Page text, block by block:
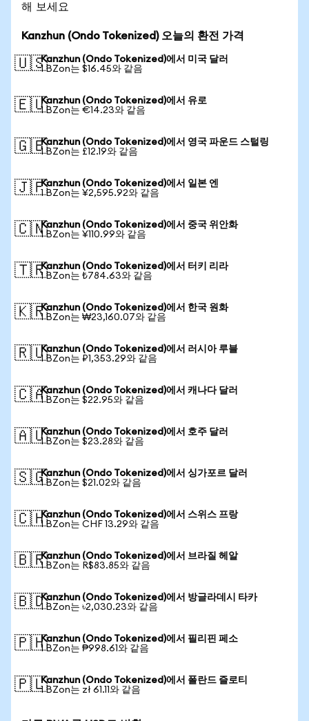
해 보세요
Kanzhun (Ondo Tokenized) 오늘의 환전 가격
🇺🇸Kanzhun (Ondo Tokenized)에서 미국 달러
1 BZon는 $16.45와 같음
🇪🇺Kanzhun (Ondo Tokenized)에서 유로
1 BZon는 €14.23와 같음
🇬🇧Kanzhun (Ondo Tokenized)에서 영국 파운드 스털링
1 BZon는 £12.19와 같음
🇯🇵Kanzhun (Ondo Tokenized)에서 일본 엔
1 BZon는 ¥2,595.92와 같음
🇨🇳Kanzhun (Ondo Tokenized)에서 중국 위안화
1 BZon는 ¥110.99와 같음
🇹🇷Kanzhun (Ondo Tokenized)에서 터키 리라
1 BZon는 ₺784.63와 같음
🇰🇷Kanzhun (Ondo Tokenized)에서 한국 원화
1 BZon는 ₩23,160.07와 같음
🇷🇺Kanzhun (Ondo Tokenized)에서 러시아 루블
1 BZon는 ₽1,353.29와 같음
🇨🇦Kanzhun (Ondo Tokenized)에서 캐나다 달러
1 BZon는 $22.95와 같음
🇦🇺Kanzhun (Ondo Tokenized)에서 호주 달러
1 BZon는 $23.28와 같음
🇸🇬Kanzhun (Ondo Tokenized)에서 싱가포르 달러
1 BZon는 $21.02와 같음
🇨🇭Kanzhun (Ondo Tokenized)에서 스위스 프랑
1 BZon는 CHF 13.29와 같음
🇧🇷Kanzhun (Ondo Tokenized)에서 브라질 헤알
1 BZon는 R$83.85와 같음
🇧🇩Kanzhun (Ondo Tokenized)에서 방글라데시 타카
1 BZon는 ৳2,030.23와 같음
🇵🇭Kanzhun (Ondo Tokenized)에서 필리핀 페소
1 BZon는 ₱998.61와 같음
🇵🇱Kanzhun (Ondo Tokenized)에서 폴란드 즐로티
1 BZon는 zł 61.11와 같음